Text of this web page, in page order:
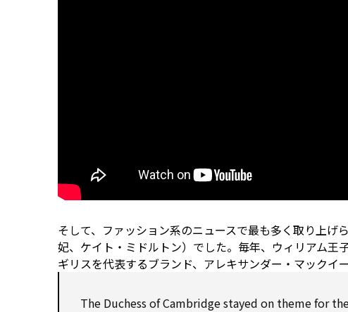
そして、ファッション系のニュースで最も多く取り上
妃、ケイト・ミドルトン）でした。毎年、ウィリアム
ギリスを代表するブランド、アレキサンダー・マックイ
The Duchess of Cambridge stayed on theme for